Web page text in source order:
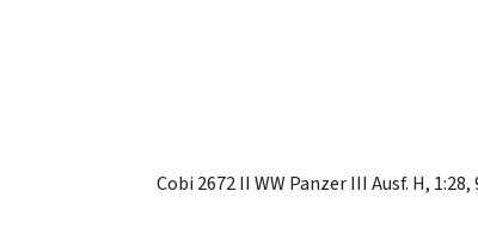
Cobi 2672 II WW Panzer III Ausf. H, 1:28,